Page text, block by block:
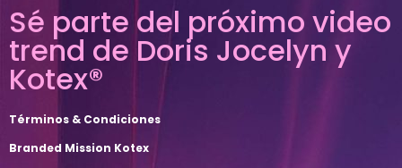
Sé parte del próximo video
trend de Doris Jocelyn y
Kotex®
Términos & Condiciones
Branded Mission Kotex